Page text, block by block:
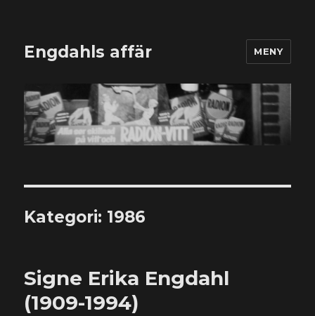
Engdahls affär MENY
Kategori: 1986
Signe Erika Engdahl
(1909-1994)